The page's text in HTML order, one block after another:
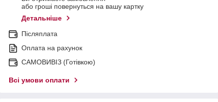
або гроші повернуться на вашу картку
Детальніше
Післяплата
Оплата на рахунок
САМОВИВІЗ (Готівкою)
Всі умови оплати